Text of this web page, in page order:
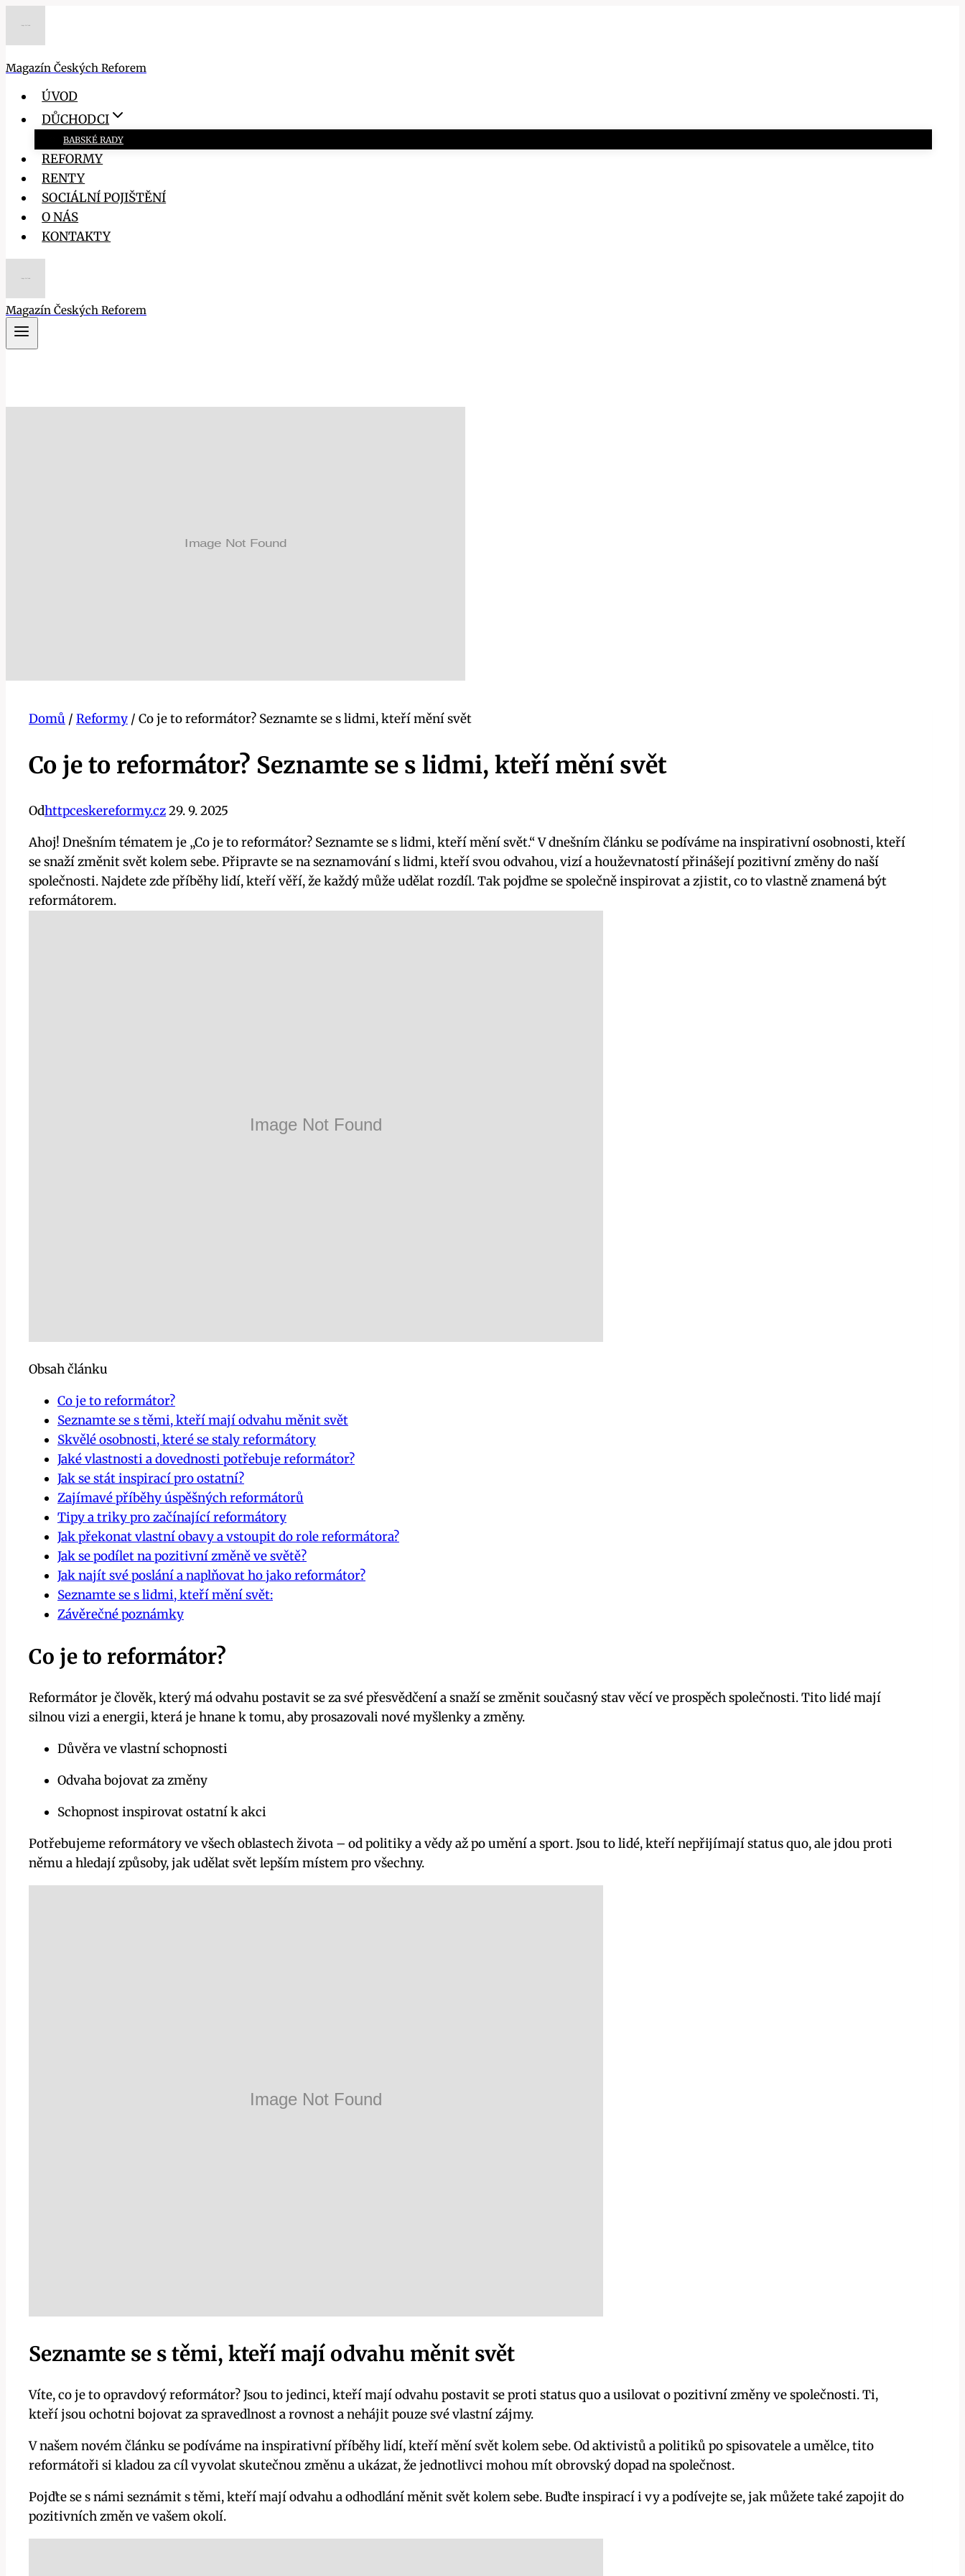
Magazín Českých Reforem
ÚVOD
DŮCHODCI
BABSKÉ RADY
REFORMY
RENTY
SOCIÁLNÍ POJIŠTĚNÍ
O NÁS
KONTAKTY
Magazín Českých Reforem
Domů / Reformy / Co je to reformátor? Seznamte se s lidmi, kteří mění svět
Co je to reformátor? Seznamte se s lidmi, kteří mění svět
Odhttpceskereformy.cz29. 9. 2025
Ahoj! Dnešním tématem je „Co je to reformátor? Seznamte se s lidmi, kteří mění svět.“ V dnešním článku se podíváme na inspirativní osobnosti, kteří
se snaží změnit svět kolem sebe. Připravte se na seznamování s lidmi, kteří svou odvahou, vizí a houževnatostí přinášejí pozitivní změny do naší
společnosti. Najdete zde příběhy lidí, kteří věří, že každý může udělat rozdíl. Tak pojďme se společně inspirovat a zjistit, co to vlastně znamená být
reformátorem.
Obsah článku
Co je to reformátor?
Seznamte se s těmi, kteří mají odvahu měnit svět
Skvělé osobnosti, které se staly reformátory
Jaké vlastnosti a dovednosti potřebuje reformátor?
Jak se stát inspirací pro ostatní?
Zajímavé příběhy úspěšných reformátorů
Tipy a triky pro začínající reformátory
Jak překonat vlastní obavy a vstoupit do role reformátora?
Jak se podílet na pozitivní změně ve světě?
Jak najít své poslání a naplňovat ho jako reformátor?
Seznamte se s lidmi, kteří mění svět:
Závěrečné poznámky
Co je to reformátor?
Reformátor je člověk, který má odvahu postavit se za své přesvědčení a snaží se změnit současný stav věcí ve prospěch společnosti. Tito lidé mají
silnou vizi a energii, která je hnane k tomu, aby prosazovali nové myšlenky a změny.
Důvěra ve vlastní schopnosti
Odvaha bojovat za změny
Schopnost inspirovat ostatní k akci
Potřebujeme reformátory ve všech oblastech života – od politiky a vědy až po umění a sport. Jsou to lidé, kteří nepřijímají status quo, ale jdou proti
němu a hledají způsoby, jak udělat svět lepším místem pro všechny.
Seznamte se s těmi, kteří mají odvahu měnit svět
Víte, co je to opravdový reformátor? Jsou to jedinci, kteří mají odvahu postavit se proti status quo a usilovat o pozitivní změny ve společnosti. Ti,
kteří jsou ochotni bojovat za spravedlnost a rovnost a nehájit pouze své vlastní zájmy.
V našem novém článku se podíváme na inspirativní příběhy lidí, kteří mění svět kolem sebe. Od aktivistů a politiků po spisovatele a umělce, tito
reformátoři si kladou za cíl vyvolat skutečnou změnu a ukázat, že jednotlivci mohou mít obrovský dopad na společnost.
Pojďte se s námi seznámit s těmi, kteří mají odvahu a odhodlání měnit svět kolem sebe. Buďte inspirací i vy a podívejte se, jak můžete také zapojit do
pozitivních změn ve vašem okolí.